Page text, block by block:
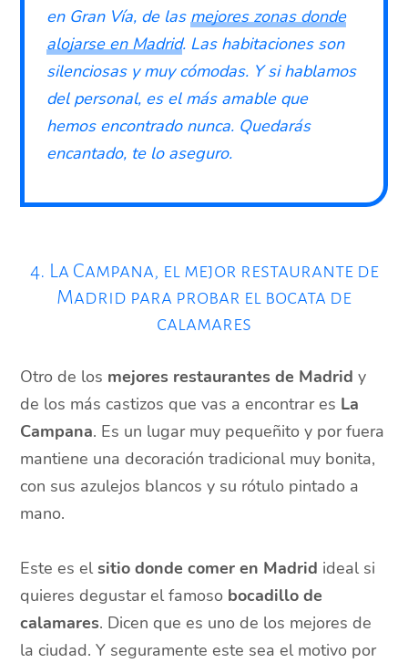
en Gran Vía, de lasmejores zonas donde
alojarse en Madrid. Las habitaciones son
silenciosas y muy cómodas. Y si hablamos
del personal, es el más amable que
hemos encontrado nunca. Quedarás
encantado, te lo aseguro.
4. La Campana, el mejor restaurante de
Madrid para probar el bocata de
calamares
Otro de los mejores restaurantes de Madridy
de los más castizos que vas a encontrar es La
Campana. Es un lugar muy pequeñito y por fuera
mantiene una decoración tradicional muy bonita,
con sus azulejos blancos y su rótulo pintado a
mano.
Este es elsitio donde comer en Madrid ideal si
quieres degustar el famoso bocadillo de
calamares. Dicen que es uno de los mejores de
la ciudad. Y seguramente este sea el motivo por